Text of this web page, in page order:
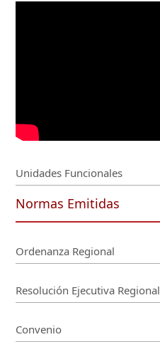
Unidades Funcionales
Normas Emitidas
Ordenanza Regional
Resolución Ejecutiva Regional
Convenio